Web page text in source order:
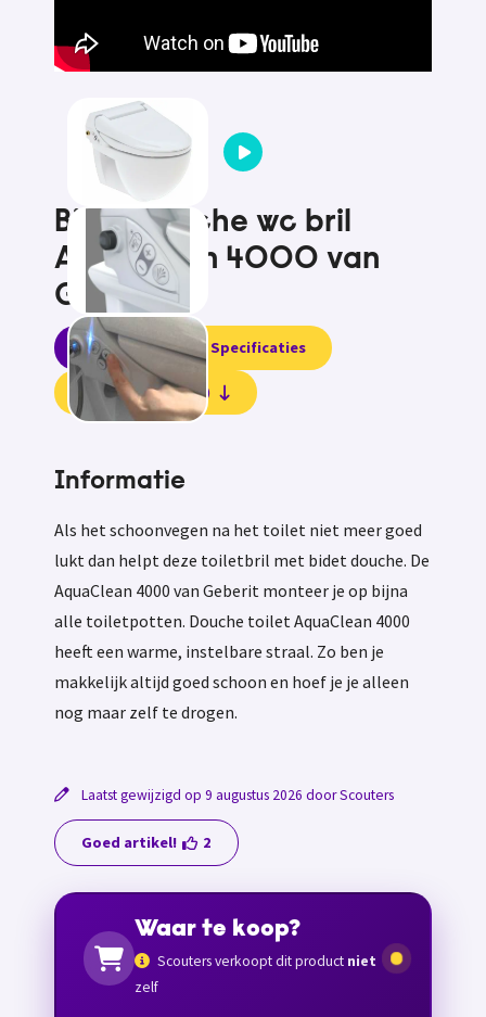
Bidet douche wc bril
AquaClean 4000 van
Geberit
Informatie Specificaties
Beoordelingen (0)
Informatie
Als het schoonvegen na het toilet niet meer goed
lukt dan helpt deze toiletbril met bidet douche. De
AquaClean 4000 van Geberit monteer je op bijna
alle toiletpotten. Douche toilet AquaClean 4000
heeft een warme, instelbare straal. Zo ben je
makkelijk altijd goed schoon en hoef je je alleen
nog maar zelf te drogen.
Laatst gewijzigd op 9 augustus 2026 door Scouters
Goed artikel! 2
Waar te koop?
Scouters verkoopt dit product niet
zelf